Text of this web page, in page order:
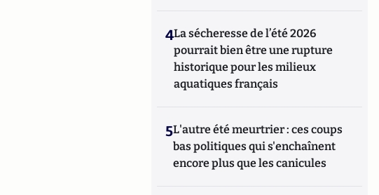
4La sécheresse de l’été 2026
pourrait bien être une rupture
historique pour les milieux
aquatiques français
5L'autre été meurtrier : ces coups
bas politiques qui s'enchaînent
encore plus que les canicules